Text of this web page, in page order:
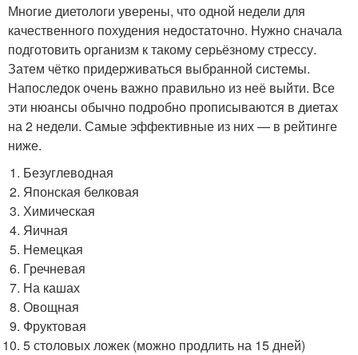
Многие диетологи уверены, что одной недели для
качественного похудения недостаточно. Нужно сначала
подготовить организм к такому серьёзному стрессу.
Затем чётко придерживаться выбранной системы.
Напоследок очень важно правильно из неё выйти. Все
эти нюансы обычно подробно прописываются в диетах
на 2 недели. Самые эффективные из них — в рейтинге
ниже.
Безуглеводная
Японская белковая
Химическая
Яичная
Немецкая
Гречневая
На кашах
Овощная
Фруктовая
5 столовых ложек (можно продлить на 15 дней)